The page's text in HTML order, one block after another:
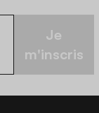
Je
m'inscris